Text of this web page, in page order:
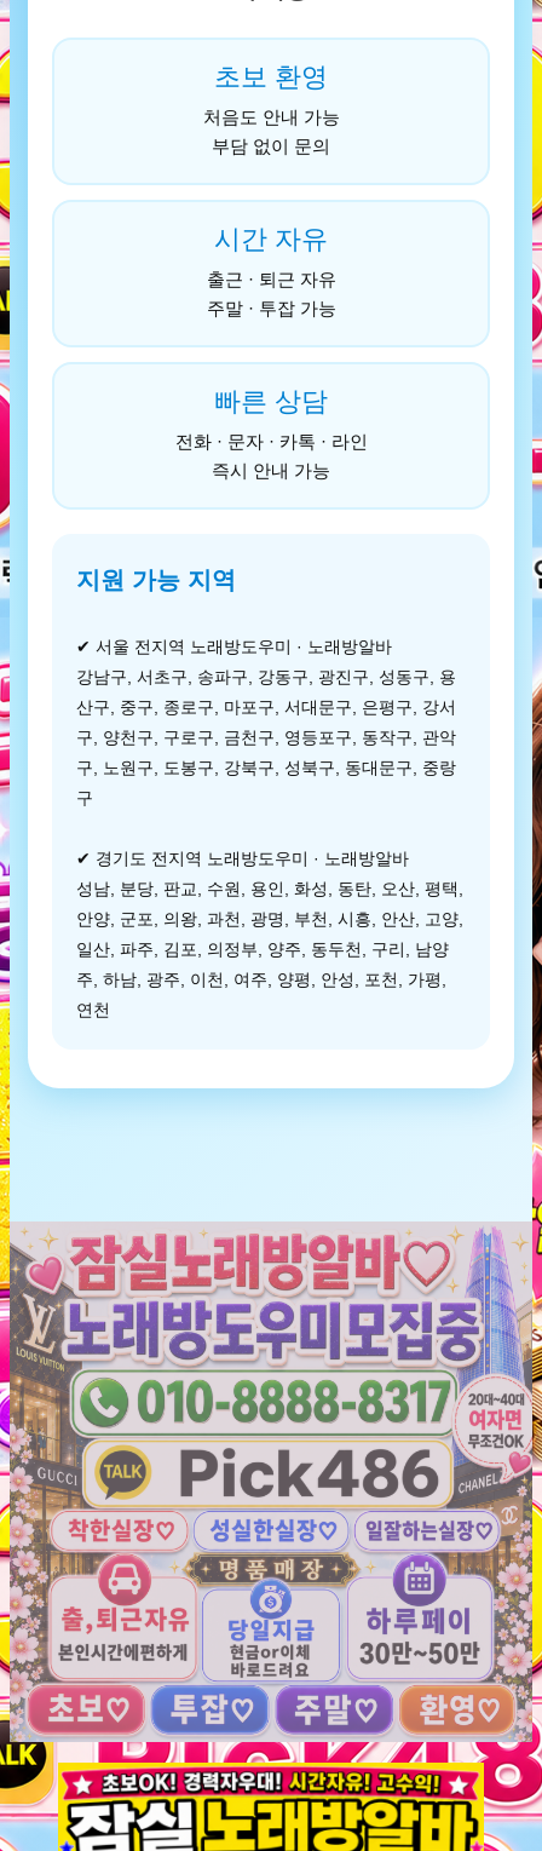
초보 환영
처음도 안내 가능
부담 없이 문의
시간 자유
출근 · 퇴근 자유
주말 · 투잡 가능
빠른 상담
전화 · 문자 · 카톡 · 라인
즉시 안내 가능
지원 가능 지역
✔ 서울 전지역 노래방도우미 · 노래방알바
강남구, 서초구, 송파구, 강동구, 광진구, 성동구, 용
산구, 중구, 종로구, 마포구, 서대문구, 은평구, 강서
구, 양천구, 구로구, 금천구, 영등포구, 동작구, 관악
구, 노원구, 도봉구, 강북구, 성북구, 동대문구, 중랑
구
✔ 경기도 전지역 노래방도우미 · 노래방알바
성남, 분당, 판교, 수원, 용인, 화성, 동탄, 오산, 평택,
안양, 군포, 의왕, 과천, 광명, 부천, 시흥, 안산, 고양,
일산, 파주, 김포, 의정부, 양주, 동두천, 구리, 남양
주, 하남, 광주, 이천, 여주, 양평, 안성, 포천, 가평,
연천